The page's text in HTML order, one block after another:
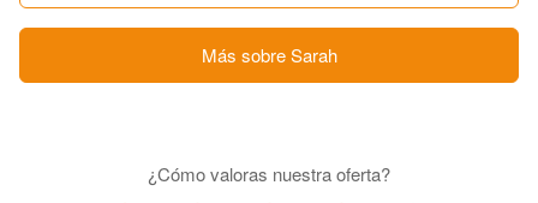
Más sobre Sarah
¿Cómo valoras nuestra oferta?